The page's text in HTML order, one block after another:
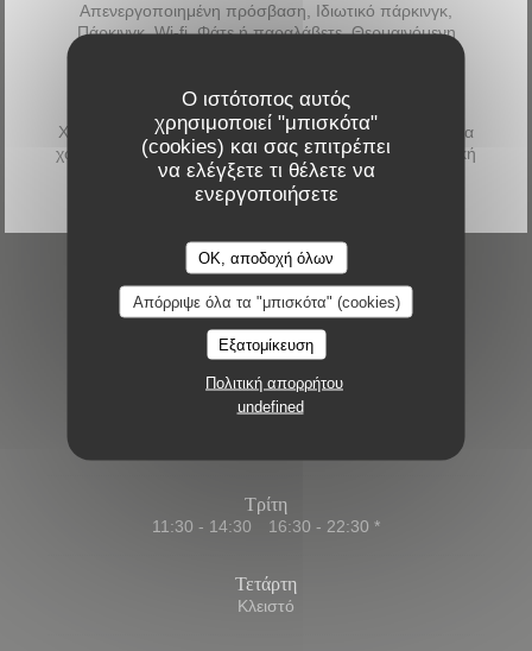
Ο ιστότοπος αυτός
χρησιμοποιεί "μπισκότα"
(cookies) και σας επιτρέπει
να ελέγξετε τι θέλετε να
ενεργοποιήσετε
OK, αποδοχή όλων
Απόρριψε όλα τα "μπισκότα" (cookies)
Εξατομίκευση
Πολιτική απορρήτου
undefined
Απενεργοποιημένη πρόσβαση, Ιδιωτικό πάρκινγκ,
Πάρκινγκ, Wi-fi, Φάτε ή παραλάβετε, Θερμαινόμενη
Μέθοδοι πληρωμής
Χωρίς επαφή, Paypal, Visa, Χρώμα χωρίς επαφήΧρώμα
χωρίς επαφή, Μουσικοδιδάσκαλος, Μετρητά, Χρεωστική
κάρτα
Ώρες λειτουργίας
Τρίτη
11:30 - 14:30 16:30 - 22:30 *
Τετάρτη
Κλειστό